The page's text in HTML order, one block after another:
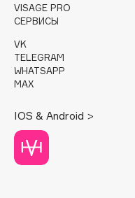
D
d'Alba
DABO
DARLING*
Deonica
Dessange
VISAGE PRO
СЕРВИСЫ
VK
TELEGRAM
WHATSAPP
MAX
IOS & Android >